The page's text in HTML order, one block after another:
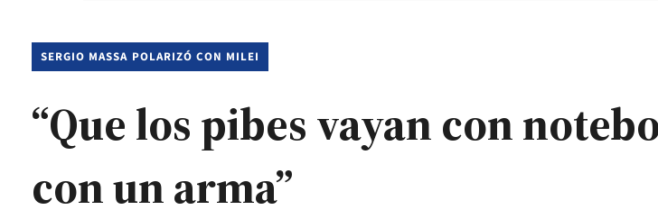
SERGIO MASSA POLARIZÓ CON MILEI
“Que los pibes vayan con
con un arma”